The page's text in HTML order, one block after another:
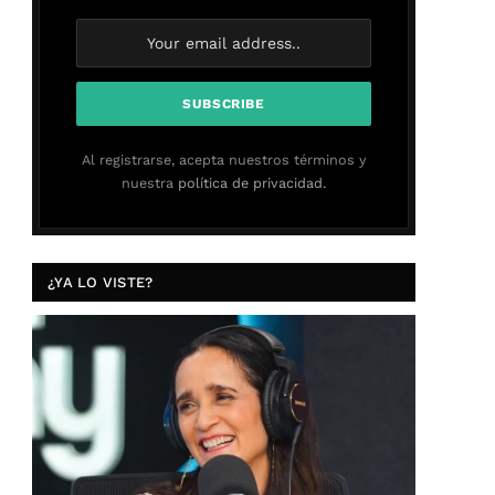
Al registrarse, acepta nuestros términos y
nuestra política de privacidad.
¿YA LO VISTE?